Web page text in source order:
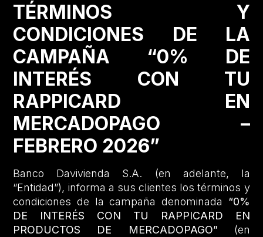
TÉRMINOS Y
CONDICIONES DE LA
CAMPAÑA “0% DE
INTERÉS CON TU
RAPPICARD EN
MERCADOPAGO –
FEBRERO 2026”
Banco Davivienda S.A. (en adelante, la
“Entidad”), informa a sus clientes los términos y
condiciones de la campaña denominada “0%
DE INTERÉS CON TU RAPPICARD EN
PRODUCTOS DE MERCADOPAGO” (en